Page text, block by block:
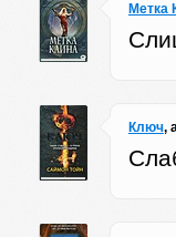
Метка
Ключ,